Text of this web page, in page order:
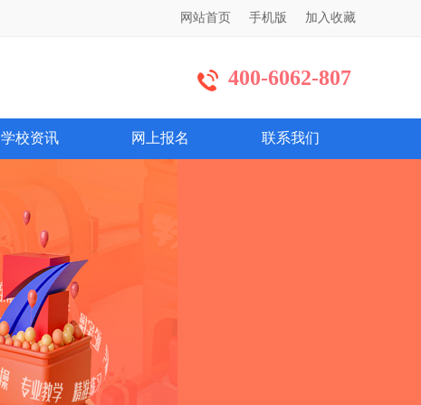
网站首页 手机版 加入收藏
400-6062-807
学校资讯 网上报名 联系我们